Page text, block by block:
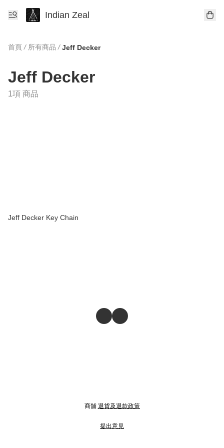
Indian Zeal
首頁 / 所有商品 / Jeff Decker
Jeff Decker
1項 商品
Jeff Decker Key Chain
商舖 退貨及退款政策
提出意見